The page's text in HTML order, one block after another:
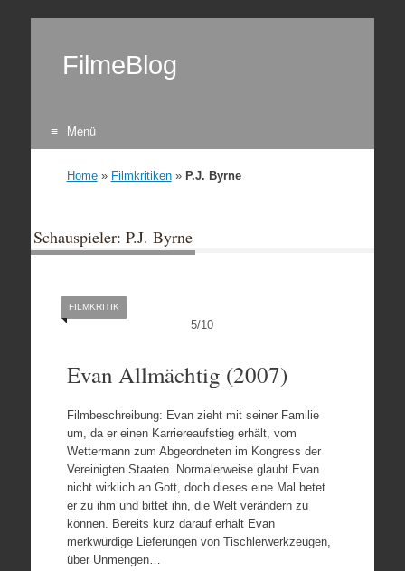
FilmeBlog
Menü
Home» Filmkritiken» P.J. Byrne
Schauspieler: P.J. Byrne
5/10
FILMKRITIK
Evan Allmächtig (2007)
Filmbeschreibung: Evan zieht mit seiner Familie
um, da er einen Karriereaufstieg erhält, vom
Wettermann zum Abgeordneten im Kongress der
Vereinigten Staaten. Normalerweise glaubt Evan
nicht wirklich an Gott, doch dieses eine Mal betet
er zu ihm und bittet ihn, die Welt verändern zu
können. Bereits kurz darauf erhält Evan
merkwürdige Lieferungen von Tischlerwerkzeugen,
über Unmengen…